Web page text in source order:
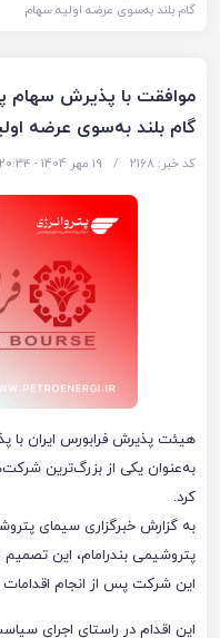
گام بلند به‌سوی عرضه اولیه سهام
موافقت با پذیرش سهام
گام بلند به‌سوی عرضه
کد خبر: 2168 / 19 مهر 1404 - ۲۰:۳۴
هیئت پذیرش فرابورس ایران
به‌عنوان یکی از بزرگ‌ترین
کرد.
به گزارش خبرگزاری سیمای
پتروشیمی بندرامام، این
این شرکت پس از انجام اقدامات
این اقدام در راستای اجرای